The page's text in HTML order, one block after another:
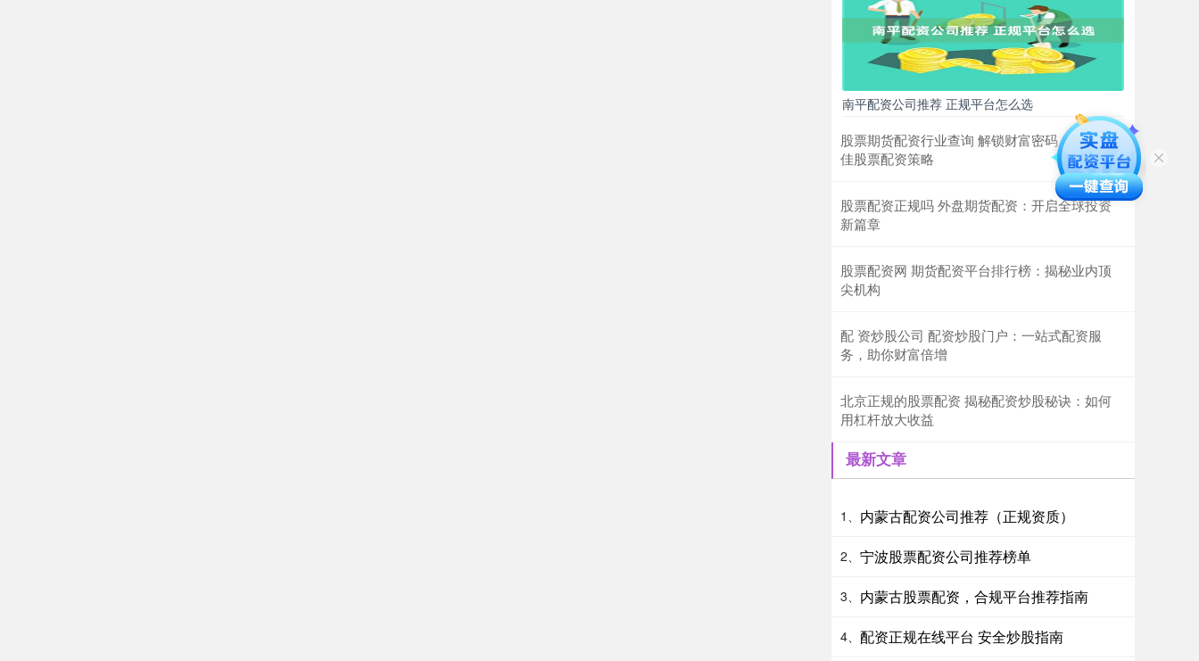
南平配资公司推荐 正规平台怎么选
股票期货配资行业查询 解锁财富密码：揭秘最
佳股票配资策略
股票配资正规吗 外盘期货配资：开启全球投资
新篇章
股票配资网 期货配资平台排行榜：揭秘业内顶
尖机构
配 资炒股公司 配资炒股门户：一站式配资服
务，助你财富倍增
北京正规的股票配资 揭秘配资炒股秘诀：如何
用杠杆放大收益
最新文章
1、 内蒙古配资公司推荐（正规资质）
2、 宁波股票配资公司推荐榜单
3、 内蒙古股票配资，合规平台推荐指南
4、 配资正规在线平台 安全炒股指南